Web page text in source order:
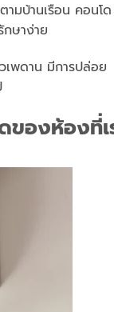
ามบ้านเรือน คอนโด
ษาง่าย
พดาน มีการปล่อย
ของห้องที่เ